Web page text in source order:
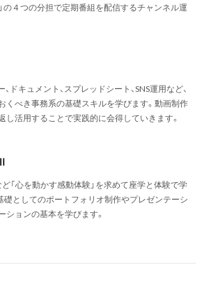
」の４つの分担で定期番組を配信するチャンネル運
、ドキュメント、スプレッドシート、SNS運用など、
くべき事務系の基礎スキルを学びます。動画制作
し活用することで実践的に会得していきます。
ど「心を動かす感動体験」を求めて座学と体験で学
礎としてのポートフォリオ制作やプレゼンテーシ
ションの基本を学びます。